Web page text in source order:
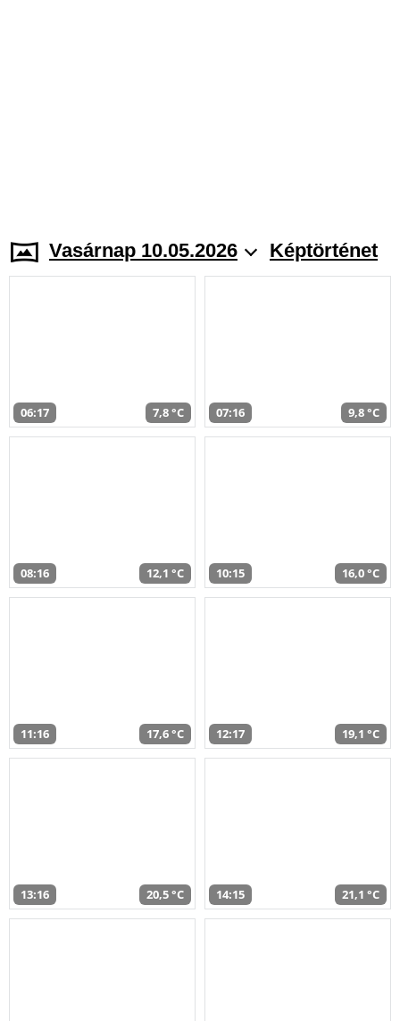
Vasárnap 10.05.2026 Képtörténet
06:17 7,8 °C 07:16 9,8 °C
08:16 12,1 °C 10:15 16,0 °C
11:16 17,6 °C 12:17 19,1 °C
13:16 20,5 °C 14:15 21,1 °C